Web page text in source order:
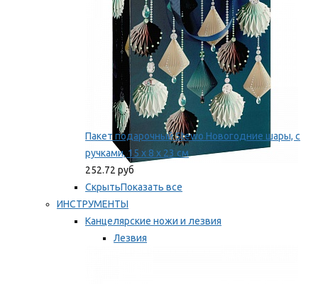
Пакет подарочный Stewo Новогодние шары, с
ручками, 15 х 8 х 23 см
252.72 руб
СкрытьПоказать все
ИНСТРУМЕНТЫ
Канцелярские ножи и лезвия
Лезвия